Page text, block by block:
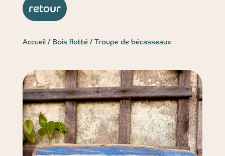
retour
Accueil/ Bois flotté/ Troupe de bécasseaux